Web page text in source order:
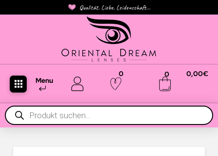
Qualität. Liebe. Leidenschaft...
Menu
0 0 0,00€
Products
search